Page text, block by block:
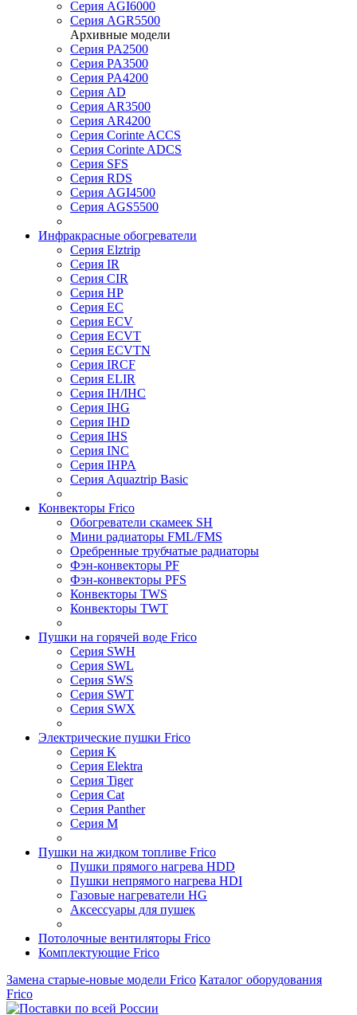
Серия AGI6000
Серия AGR5500
Архивные модели
Серия PA2500
Серия PA3500
Серия PA4200
Серия AD
Серия AR3500
Серия AR4200
Серия Corinte ACCS
Серия Corinte ADCS
Серия SFS
Серия RDS
Серия AGI4500
Серия AGS5500
Инфракрасные обогреватели
Серия Elztrip
Серия IR
Серия CIR
Серия HP
Серия EC
Серия ECV
Серия ECVT
Серия ECVTN
Серия IRCF
Серия ELIR
Серия IH/IHC
Серия IHG
Серия IHD
Серия IHS
Серия INC
Серия IHPA
Серия Aquaztrip Basic
Конвекторы Frico
Обогреватели скамеек SH
Мини радиаторы FML/FMS
Оребренные трубчатые радиаторы
Фэн-конвекторы PF
Фэн-конвекторы PFS
Конвекторы TWS
Конвекторы TWT
Пушки на горячей воде Frico
Серия SWH
Серия SWL
Серия SWS
Серия SWT
Серия SWX
Электрические пушки Frico
Серия K
Серия Elektra
Серия Tiger
Серия Cat
Серия Panther
Серия M
Пушки на жидком топливе Frico
Пушки прямого нагрева HDD
Пушки непрямого нагрева HDI
Газовые нагреватели HG
Аксессуары для пушек
Потолочные вентиляторы Frico
Комплектующие Frico
Замена старые-новые модели Frico Каталог оборудования
Frico